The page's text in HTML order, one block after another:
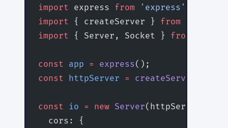
import express from 'express'
import { createServer } from
import { Server, Socket } from
const app = express();
const httpServer = createServer
const io = new Server(httpServer, {
  cors: {